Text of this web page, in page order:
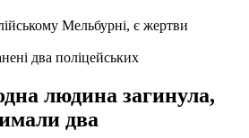
два поліцейських
людина загинула,
два